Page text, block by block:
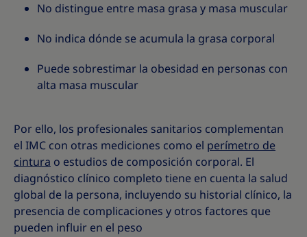
No distingue entre masa grasa y masa muscular
No indica dónde se acumula la grasa corporal
Puede sobrestimar la obesidad en personas con
alta masa muscular
Por ello, los profesionales sanitarios complementan
el IMC con otras mediciones como el perímetro de
cintura o estudios de composición corporal. El
diagnóstico clínico completo tiene en cuenta la salud
global de la persona, incluyendo su historial clínico, la
presencia de complicaciones y otros factores que
pueden influir en el peso